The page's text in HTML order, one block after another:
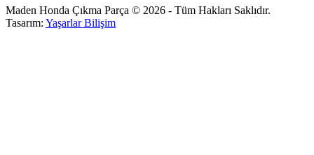
Maden Honda Çıkma Parça © 2026 - Tüm Hakları Saklıdır.
Tasarım: Yaşarlar Bilişim